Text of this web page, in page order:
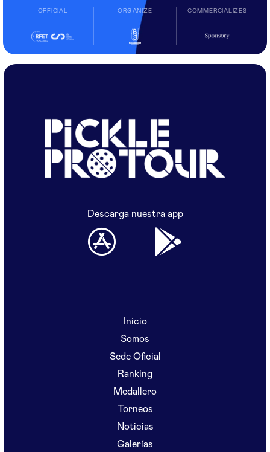
OFFICIAL ORGANIZE COMMERCIALIZES
Descarga nuestra app
Inicio
Somos
Sede Oficial
Ranking
Medallero
Torneos
Noticias
Galerías